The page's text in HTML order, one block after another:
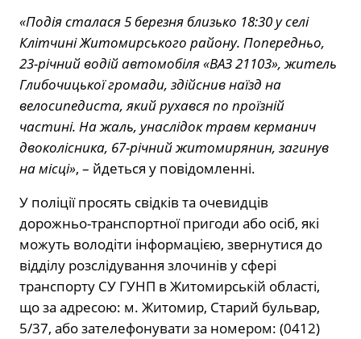
«Подія сталася 5 березня близько 18:30 у селі
Клітчині Житомирського району. Попередньо,
23-річний водій автомобіля «ВАЗ 21103», житель
Глибочицької громади, здійснив наїзд на
велосипедиста, який рухався по проїзній
частині. На жаль, унаслідок травм керманич
двоколісника, 67-річний житомирянин, загинув
на місці», – йдеться у повідомленні.
У поліції просять свідків та очевидців
дорожньо-транспортної пригоди або осіб, які
можуть володіти інформацією, звернутися до
відділу розслідування злочинів у сфері
транспорту СУ ГУНП в Житомирській області,
що за адресою: м. Житомир, Старий бульвар,
5/37, або зателефонувати за номером: (0412)